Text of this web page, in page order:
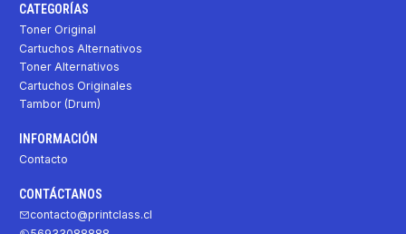
CATEGORÍAS
Toner Original
Cartuchos Alternativos
Toner Alternativos
Cartuchos Originales
Tambor (Drum)
INFORMACIÓN
Contacto
CONTÁCTANOS
contacto@printclass.cl